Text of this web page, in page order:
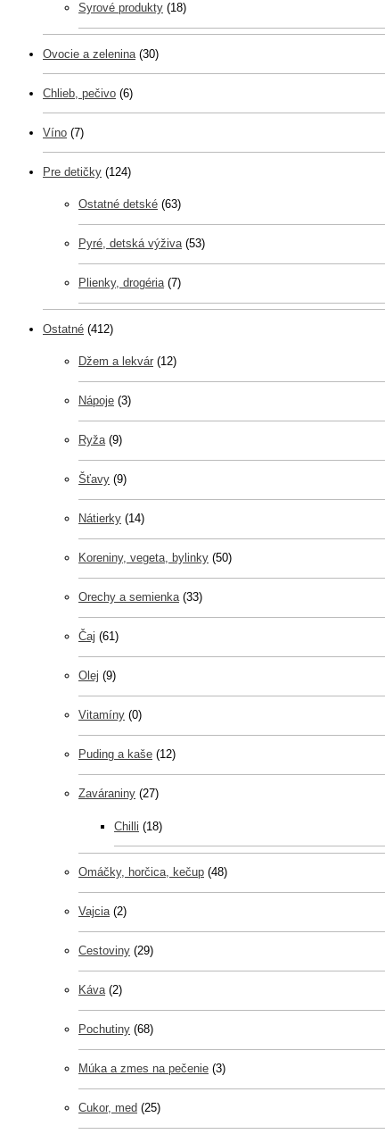
Syrové produkty (18)
Ovocie a zelenina (30)
Chlieb, pečivo (6)
Víno (7)
Pre detičky (124)
Ostatné detské (63)
Pyré, detská výživa (53)
Plienky, drogéria (7)
Ostatné (412)
Džem a lekvár (12)
Nápoje (3)
Ryža (9)
Šťavy (9)
Nátierky (14)
Koreniny, vegeta, bylinky (50)
Orechy a semienka (33)
Čaj (61)
Olej (9)
Vitamíny (0)
Puding a kaše (12)
Zaváraniny (27)
Chilli (18)
Omáčky, horčica, kečup (48)
Vajcia (2)
Cestoviny (29)
Káva (2)
Pochutiny (68)
Múka a zmes na pečenie (3)
Cukor, med (25)